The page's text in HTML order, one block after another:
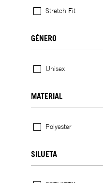
Stretch Fit
GÉNERO
Unisex
MATERIAL
Polyester
SILUETA